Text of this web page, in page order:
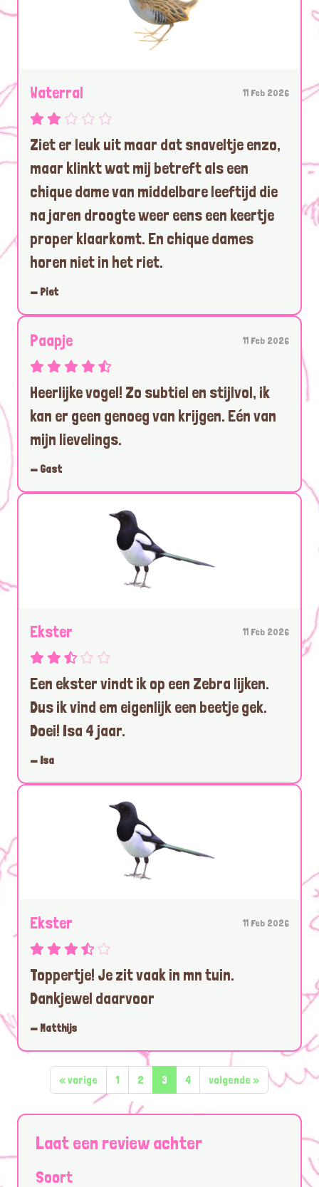
Waterral 11 Feb 2026
Ziet er leuk uit maar dat snaveltje enzo,
maar klinkt wat mij betreft als een
chique dame van middelbare leeftijd die
na jaren droogte weer eens een keertje
proper klaarkomt. En chique dames
horen niet in het riet.
— Piet
Paapje 11 Feb 2026
Heerlijke vogel! Zo subtiel en stijlvol, ik
kan er geen genoeg van krijgen. Eén van
mijn lievelings.
— Gast
Ekster 11 Feb 2026
Een ekster vindt ik op een Zebra lijken.
Dus ik vind em eigenlijk een beetje gek.
Doei! Isa 4 jaar.
— Isa
Ekster 11 Feb 2026
Toppertje! Je zit vaak in mn tuin.
Dankjewel daarvoor
— Matthijs
«vorige 1 2 3 4 volgende»
Laat een review achter
Soort